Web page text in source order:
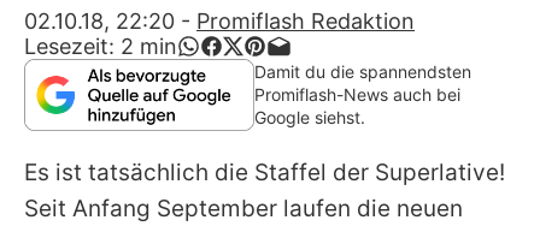
App runterladen
Team
Redaktionelle Richtlinien
Impressum
Datenschutzerklärung
02.10.18, 22:20 - Promiflash Redaktion
Lesezeit: 2 min
Damit du die spannendsten
Promiflash-News auch bei
Google siehst.
Es ist tatsächlich die Staffel der Superlative!
Seit Anfang September laufen die neuen